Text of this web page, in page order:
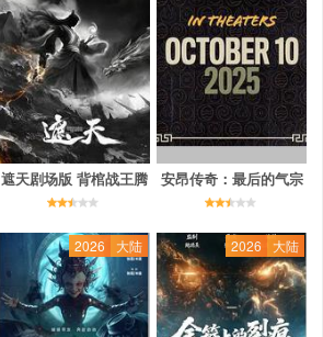
遮天剧场版 背棺战王腾 安昂传奇：最后的气宗
2026 大陆 2026 大陆